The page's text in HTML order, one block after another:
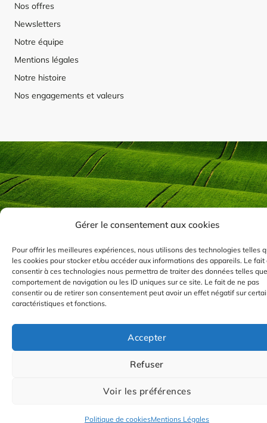
Gérer le consentement aux cookies
Pour offrir les meilleures expériences, nous utilisons des technologies telles
les cookies pour stocker et/ou accéder aux informations des appareils. Le fait
consentir à ces technologies nous permettra de traiter des données telles
comportement de navigation ou les ID uniques sur ce site. Le fait de ne pas
consentir ou de retirer son consentement peut avoir un effet négatif sur
caractéristiques et fonctions.
Accepter
Refuser
Voir les préférences
Politique de cookiesMentions Légales
Nos offres
Newsletters
Notre équipe
Mentions légales
Notre histoire
Nos engagements et valeurs
Nous utilisons des cookies pour vous garantir la meilleure
expérience sur notre site web. En cliquant sur "Accepter", vous
consentez à l'usage de tous les cookies. Cependant, si vous le